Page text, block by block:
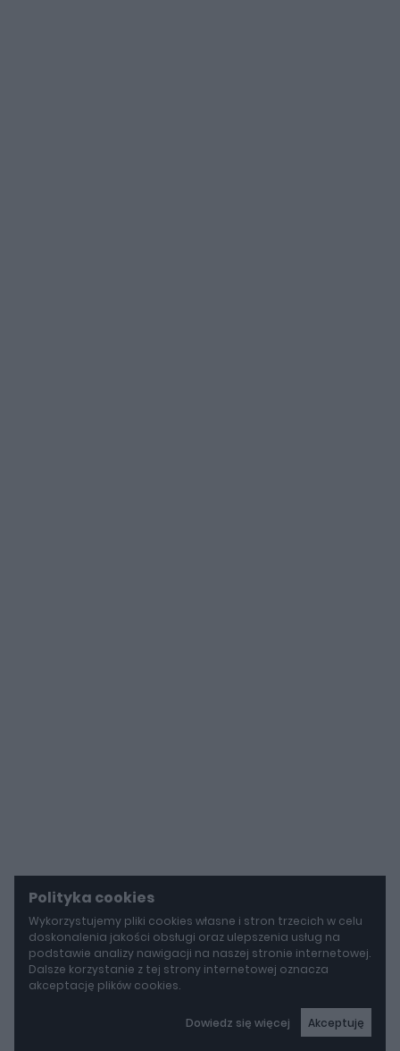
Polityka cookies
Wykorzystujemy pliki cookies własne i stron trzecich w celu
doskonalenia jakości obsługi oraz ulepszenia usług na
podstawie analizy nawigacji na naszej stronie internetowej.
Dalsze korzystanie z tej strony internetowej oznacza
akceptację plików cookies.
Dowiedz się więcej Akceptuję